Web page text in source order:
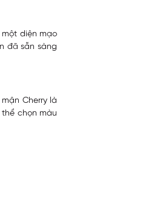
diện mạo
đã sẵn sàng
Cherry là
chọn màu